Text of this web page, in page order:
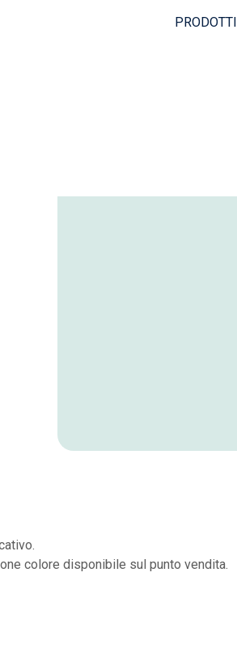
PRODOTTI
colore disponibile sul punto vendita.